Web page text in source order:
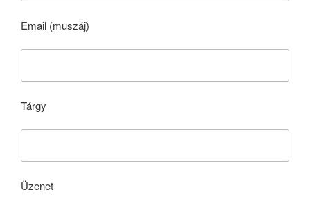
Email (muszáj)
Tárgy
Üzenet